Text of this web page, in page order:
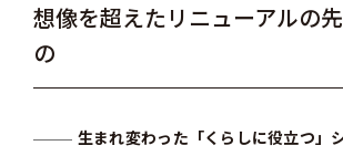
想像を超えたリニューアルの
の
生まれ変わった「くらしに役立つ」